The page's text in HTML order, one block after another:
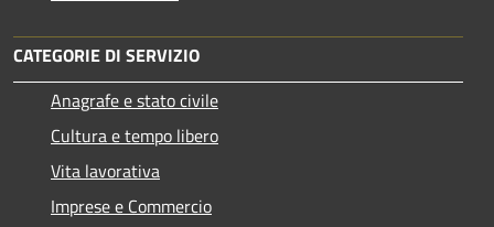
CATEGORIE DI SERVIZIO
Anagrafe e stato civile
Cultura e tempo libero
Vita lavorativa
Imprese e Commercio